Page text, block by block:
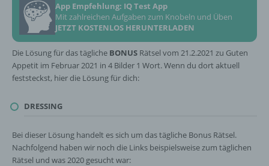
App Empfehlung: IQ Test App
Mit zahlreichen Aufgaben zum Knobeln und Üben
JETZT KOSTENLOS HERUNTERLADEN
Die Lösung für das tägliche BONUS Rätsel vom 21.2.2021 zu Guten
Appetit im Februar 2021 in 4 Bilder 1 Wort. Wenn du dort aktuell
feststeckst, hier die Lösung für dich:
DRESSING
Bei dieser Lösung handelt es sich um das tägliche Bonus Rätsel.
Nachfolgend haben wir noch die Links beispielsweise zum täglichen
Rätsel und was 2020 gesucht war: